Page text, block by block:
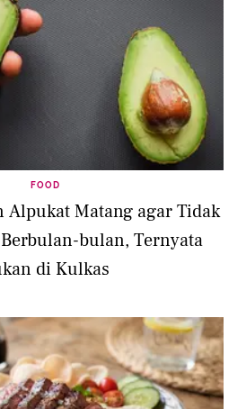
FOOD
Alpukat Matang agar Tidak
bulan, Ternyata
di Kulkas